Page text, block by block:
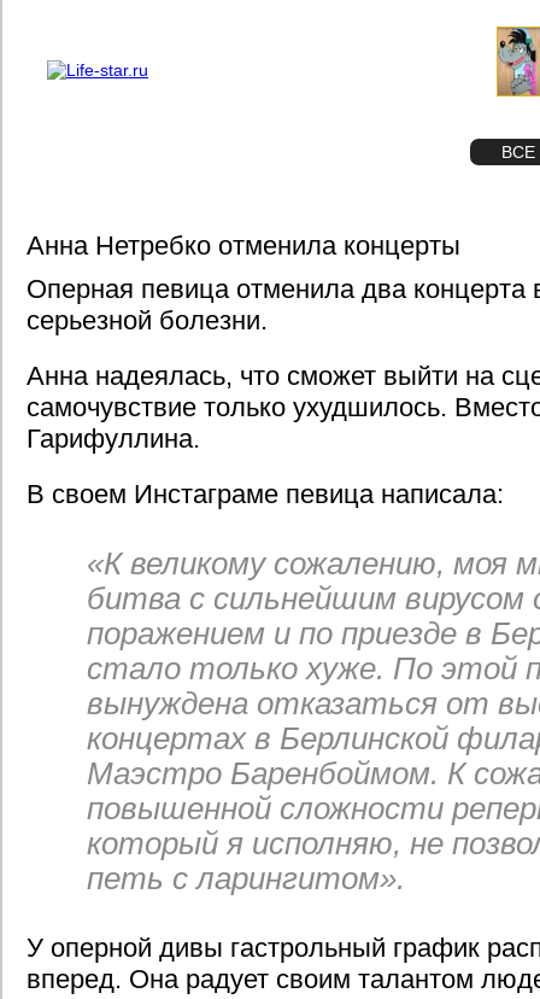
ВСЕ
Анна Нетребко отменила концерты
Оперная певица отменила два концерта
серьезной болезни.
Анна надеялась, что сможет выйти на
самочувствие только ухудшилось.
Гарифуллина.
В своем Инстаграме певица написала:
«К великому сожалению, моя
битва с сильнейшим вирусом
поражением и по приезде в
стало только хуже. По этой
вынуждена отказаться от
концертах в Берлинской
Маэстро Баренбоймом. К
повышенной сложности
который я исполняю, не
петь с ларингитом».
У оперной дивы гастрольный график
вперед. Она радует своим талантом